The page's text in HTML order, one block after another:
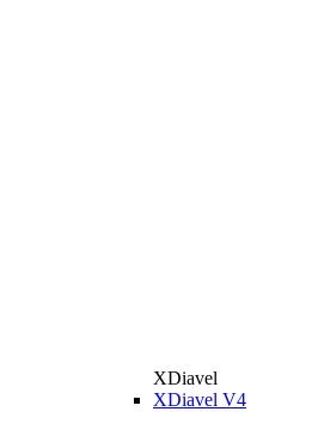
XDiavel
XDiavel V4